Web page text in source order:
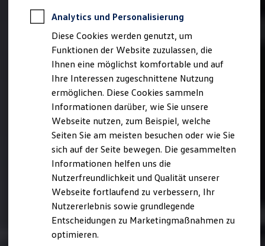
ProfiPartner für Gebrauchtwagen
Finanzierung
Für Privatkunden
Für Gewerbekunden
Leasing
Für Privatkunden
Für Gewerbekunden
Versicherungen & Garantien
Garantien
Kfz-Versicherung für Nutzfahrzeuge
Restschuldversicherung
Wartungsverträge
Besitzer & Service
Reparatur & Service
Sommer-Special
Reparatur, Pflege & Inspektion
Servicetermin anfragen
Service-Vorteile bei Volkswagen Nutzfahrzeuge
ServicePlus
Economy Service
Räder & Reifen Service
Analytics und Personalisierung
Diese Cookies werden genutzt, um
Funktionen der Website zuzulassen, die
Ihnen eine möglichst komfortable und auf
Ihre Interessen zugeschnittene Nutzung
ermöglichen. Diese Cookies sammeln
Informationen darüber, wie Sie unsere
Webseite nutzen, zum Beispiel, welche
Seiten Sie am meisten besuchen oder wie Sie
sich auf der Seite bewegen. Die gesammelten
Informationen helfen uns die
Nutzerfreundlichkeit und Qualität unserer
Webseite fortlaufend zu verbessern, Ihr
Nutzererlebnis sowie grundlegende
Entscheidungen zu Marketingmaßnahmen zu
optimieren.